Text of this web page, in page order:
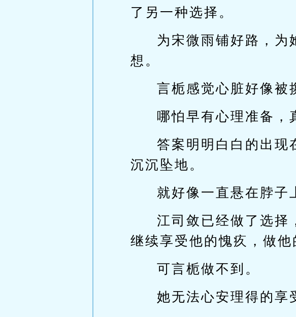
了另一种选择。
为宋微雨铺好路，为
想。
言栀感觉心脏好像被
哪怕早有心理准备，
答案明明白白的出现
沉沉坠地。
就好像一直悬在脖子
江司敛已经做了选择
继续享受他的愧疚，做他
可言栀做不到。
她无法心安理得的享